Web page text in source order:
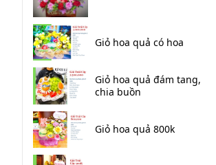
Giỏ hoa quả có hoa
Giỏ hoa quả đám tang,
chia buồn
Giỏ hoa quả 800k